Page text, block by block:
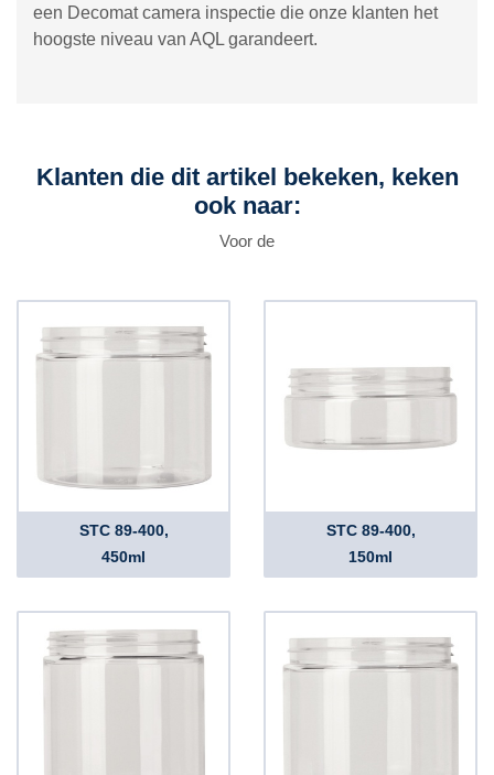
een Decomat camera inspectie die onze klanten het
hoogste niveau van AQL garandeert.
Klanten die dit artikel bekeken, keken
ook naar:
Voor de
STC 89-400,
450ml
STC 89-400,
150ml